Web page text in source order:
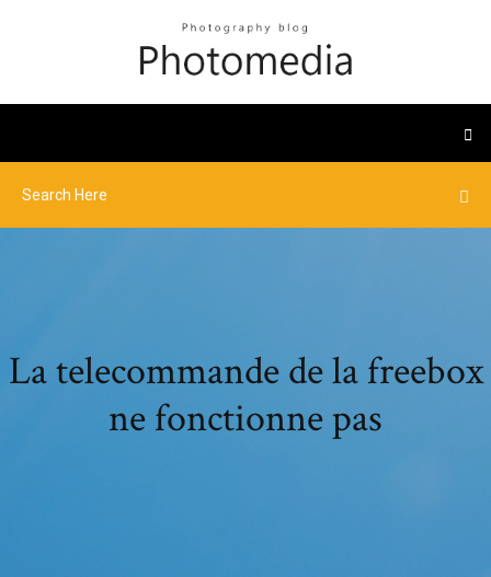
La telecommande de la freebox
ne fonctionne pas